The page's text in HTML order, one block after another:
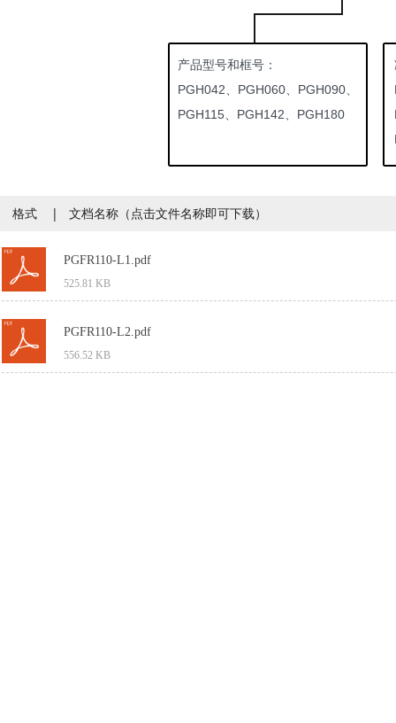
PGFR110-L1.pdf
525.81 KB
PGFR110-L2.pdf
556.52 KB
格式 | 文档名称（点击文件名称即可下载）
产品型号和框号：
PGH042、PGH060、PGH090、
PGH115、PGH142、PGH180